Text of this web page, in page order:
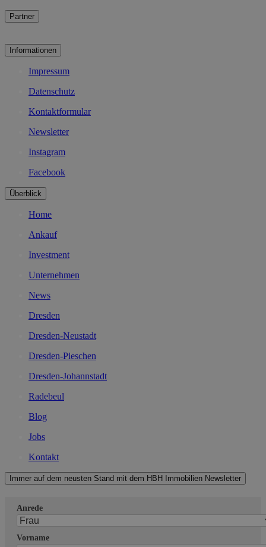
Partner
Informationen
Impressum
Datenschutz
Kontaktformular
Newsletter
Instagram
Facebook
Überblick
Home
Ankauf
Investment
Unternehmen
News
Dresden
Dresden-Neustadt
Dresden-Pieschen
Dresden-Johannstadt
Radebeul
Blog
Jobs
Kontakt
Immer auf dem neusten Stand mit dem HBH Immobilien Newsletter
Anrede
Vorname